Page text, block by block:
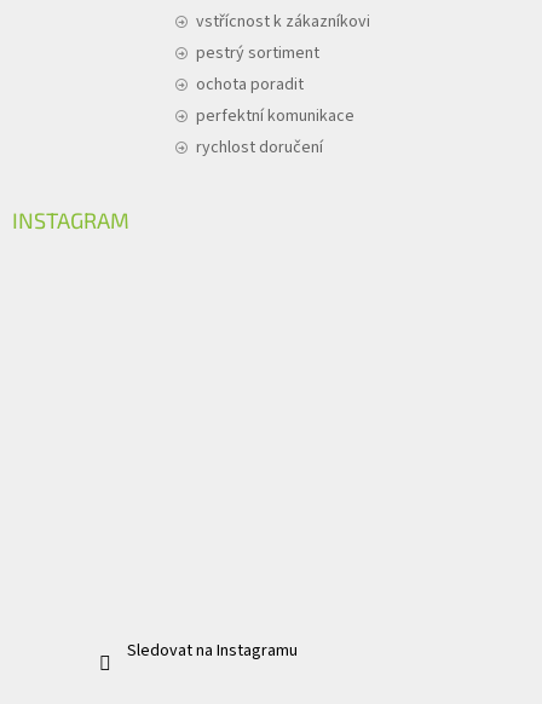
vstřícnost k zákazníkovi
pestrý sortiment
ochota poradit
perfektní komunikace
rychlost doručení
INSTAGRAM
Sledovat na Instagramu